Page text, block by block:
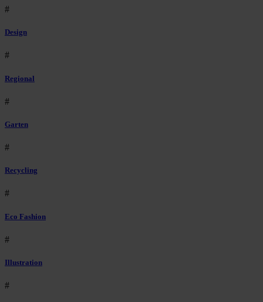
#
Design
#
Regional
#
Garten
#
Recycling
#
Eco Fashion
#
Illustration
#